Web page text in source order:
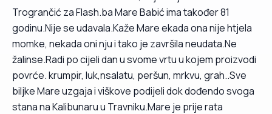
Trogrančić za Flash.ba Mare Babić ima također 81
godinu.Nije se udavala.Kaže Mare ekada ona nije htjela
momke, nekada oni nju i tako je završila neudata.Ne
žalinse.Radi po cijeli dan u svome vrtu u kojem proizvodi
povrće. krumpir, luk,nsalatu, peršun, mrkvu, grah..Sve
biljke Mare uzgaja i viškove podijeli dok dođendo svoga
stana na Kalibunaru u Travniku.Mare je prije rata